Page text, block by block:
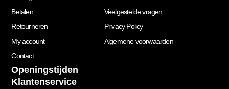
Betalen
Retourneren
My account
Contact
Veelgestelde vragen
Privacy Policy
Algemene voorwaarden
Openingstijden
Klantenservice